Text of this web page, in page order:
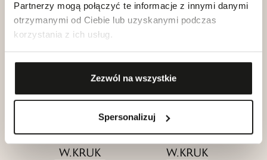
Partnerzy mogą połączyć te informacje z innymi danymi
otrzymanymi od Ciebie lub uzyskanymi podczas
korzystania z ich usług.
Zezwól na wszystkie
Spersonalizuj
Klub dla
Przyjaciół
W.KRUK
Dołącz
W.KRUK
Aplikacja
W.KRUK
Salony
W.KRUK